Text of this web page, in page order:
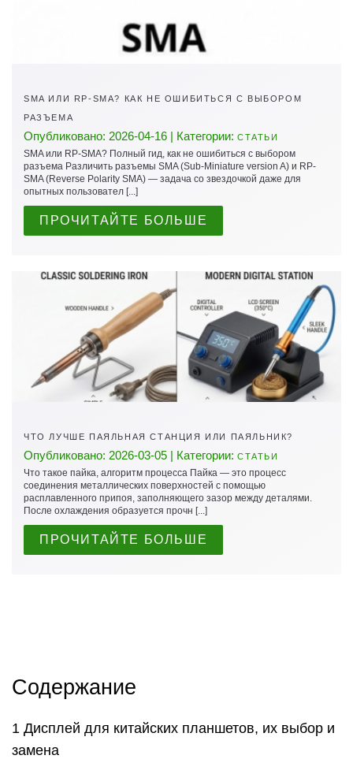
SMA ИЛИ RP-SMA? КАК НЕ ОШИБИТЬСЯ С ВЫБОРОМ
РАЗЪЕМА
Опубликовано: 2026-04-16 | Категории: СТАТЬИ
SMA или RP-SMA? Полный гид, как не ошибиться с выбором
разъема Различить разъемы SMA (Sub-Miniature version A) и RP-
SMA (Reverse Polarity SMA) — задача со звездочкой даже для
опытных пользовател [...]
ПРОЧИТАЙТЕ БОЛЬШЕ
ЧТО ЛУЧШЕ ПАЯЛЬНАЯ СТАНЦИЯ ИЛИ ПАЯЛЬНИК?
Опубликовано: 2026-03-05 | Категории: СТАТЬИ
Что такое пайка, алгоритм процесса Пайка — это процесс
соединения металлических поверхностей с помощью
расплавленного припоя, заполняющего зазор между деталями.
После охлаждения образуется прочн [...]
ПРОЧИТАЙТЕ БОЛЬШЕ
Содержание
Дисплей для китайских планшетов, их выбор и
замена